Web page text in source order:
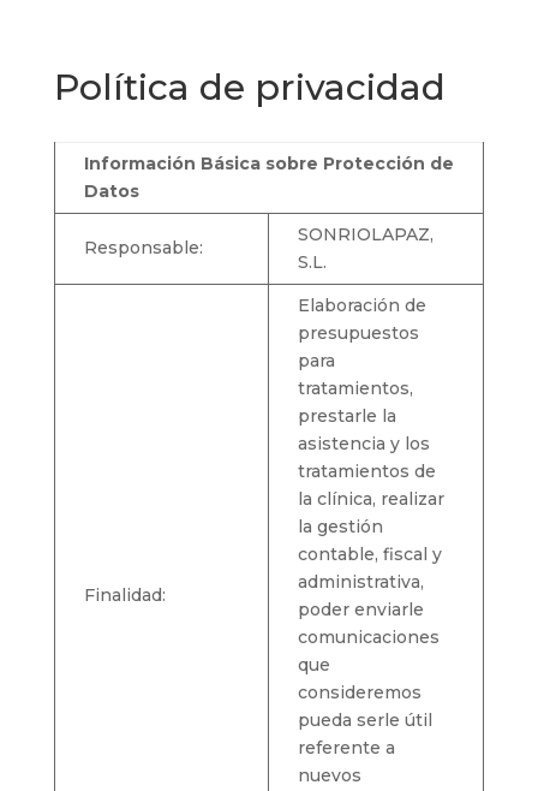
Política de privacidad
Información Básica sobre Protección de
Datos
Responsable:
SONRIOLAPAZ,
S.L.
Finalidad:
Elaboración de
presupuestos
para
tratamientos,
prestarle la
asistencia y los
tratamientos de
la clínica, realizar
la gestión
contable, fiscal y
administrativa,
poder enviarle
comunicaciones
que
consideremos
pueda serle útil
referente a
nuevos